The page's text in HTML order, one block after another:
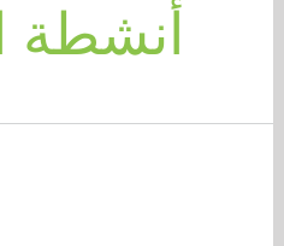
أنشطة